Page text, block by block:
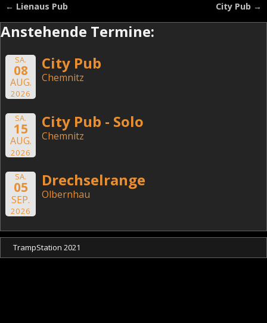
Artikelnavigation
← Lienaus Pub City Pub →
Anstehende Termine:
SA.
08
AUG.
2026
City Pub
Chemnitz
SA.
15
AUG.
2026
City Pub - Solo
Chemnitz
SA.
05
SEP.
2026
Drechselrange
Olbernhau
TrampStation 2021